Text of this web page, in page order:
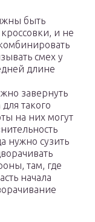
быть
и не
смех у
длине
завернуть
такого
на них могут
нужно сузить
там, где
начала